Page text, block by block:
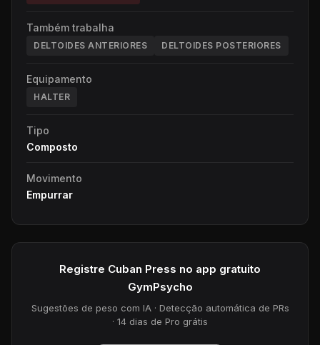
Também trabalha
DELTOIDES ANTERIORES DELTOIDES POSTERIORES
Equipamento
HALTER
Tipo
Composto
Movimento
Empurrar
Registre Cuban Press no app gratuito
GymPsycho
Sugestões de peso com IA · Detecção automática de PRs
· 14 dias de Pro grátis